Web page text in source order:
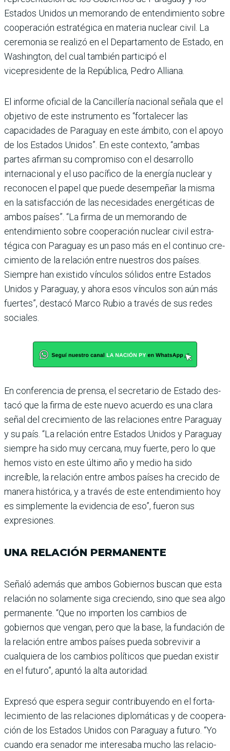
Estados Unidos un memo­rando de entendimiento sobre
cooperación estraté­gica en materia nuclear civil. La
ceremonia se realizó en el Departamento de Estado, en
Washington, del cual también participó el
vicepresidente de la República, Pedro Alliana.
El informe oficial de la Can­cillería nacional señala que el
objetivo de este instrumento es “fortalecer las
capacidades de Paraguay en este ámbito, con el apoyo
de los Estados Unidos”. En este contexto, “ambas
partes afirman su compromiso con el desarrollo
internacional y el uso pacífico de la energía nuclear y
reco­nocen el papel que puede des­empeñar la misma
en la satis­facción de las necesidades energéticas de
ambos países”. “La firma de un memorando de
entendimiento sobre coo­peración nuclear civil estra­
tégica con Paraguay es un paso más en el continuo cre­
cimiento de la relación entre nuestros dos países.
Siempre han existido vínculos sóli­dos entre Estados
Unidos y Paraguay, y ahora esos vín­culos son aún más
fuertes”, destacó Marco Rubio a través de sus redes
sociales.
En conferencia de prensa, el secretario de Estado des­
tacó que la firma de este nuevo acuerdo es una clara
señal del crecimiento de las relaciones entre Paraguay
y su país. “La relación entre Estados Unidos y Para­guay
siempre ha sido muy cercana, muy fuerte, pero lo que
hemos visto en este último año y medio ha sido
increíble, la relación entre ambos países ha crecido de
manera histórica, y a tra­vés de este entendimiento hoy
es simplemente la evi­dencia de eso”, fueron sus
expresiones.
UNA RELACIÓN PERMANENTE
Señaló además que ambos Gobiernos buscan que esta
relación no solamente siga creciendo, sino que sea algo
permanente. “Que no impor­ten los cambios de
gobiernos que vengan, pero que la base, la fundación de
la relación entre ambos países pueda sobrevivir a
cualquiera de los cambios políticos que puedan existir
en el futuro”, apuntó la alta autoridad.
Expresó que espera seguir contribuyendo en el forta­
lecimiento de las relaciones diplomáticas y de coopera­
ción de los Estados Unidos con Paraguay a futuro. “Yo
cuando era senador me inte­resaba mucho las relacio­